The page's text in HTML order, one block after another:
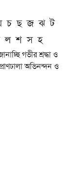
চ ছ জ ঝ ট
ল শ স হ
গভীর শ্রদ্ধা ও
অভিনন্দন ও